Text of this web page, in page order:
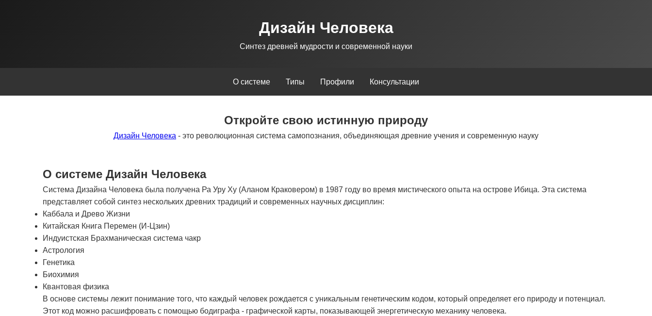
Дизайн Человека
Синтез древней мудрости и современной науки
О системе Типы Профили Консультации
Откройте свою истинную природу
Дизайн Человека - это революционная система самопознания, объединяющая древние учения и современную науку
О системе Дизайн Человека
Система Дизайна Человека была получена Ра Уру Ху (Аланом Краковером) в 1987 году во время мистического опыта на острове Ибица. Эта система
представляет собой синтез нескольких древних традиций и современных научных дисциплин:
Каббала и Древо Жизни
Китайская Книга Перемен (И-Цзин)
Индуистская Брахманическая система чакр
Астрология
Генетика
Биохимия
Квантовая физика
В основе системы лежит понимание того, что каждый человек рождается с уникальным генетическим кодом, который определяет его природу и потенциал.
Этот код можно расшифровать с помощью бодиграфа - графической карты, показывающей энергетическую механику человека.